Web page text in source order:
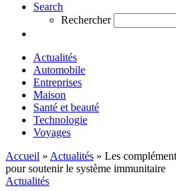
Search
Rechercher
Actualités
Automobile
Entreprises
Maison
Santé et beauté
Technologie
Voyages
Accueil » Actualités » Les
pour soutenir le système immunitaire
Actualités